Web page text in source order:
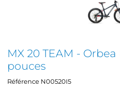
MX 20 TEAM -
pouces
Référence N00520I5